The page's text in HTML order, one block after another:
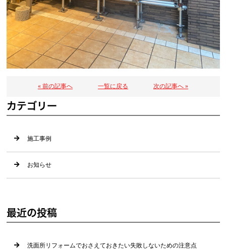
« 前の記事へ 一覧に戻る 次の記事へ »
カテゴリー
施工事例
お知らせ
最近の投稿
洗面所リフォームでおさえておきたい失敗しないための注意点